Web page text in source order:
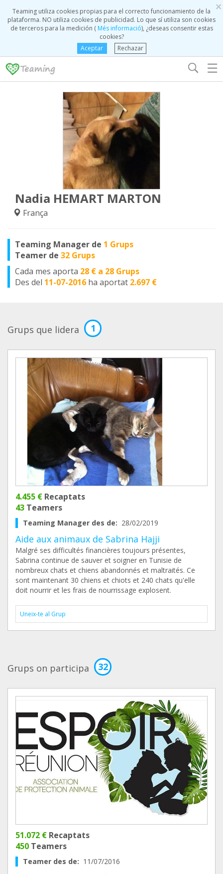
×
Teaming utiliza cookies propias para el correcto funcionamiento de la
plataforma. NO utiliza cookies de publicidad. Lo que sí utiliza son cookies
de terceros para la medición (Més informació), ¿deseas consentir estas
cookies?
Aceptar
Rechazar
☰
Nadia HEMART MARTON
França
Teaming Manager de 1 Grups
Teamer de 32 Grups
Cada mes aporta 28 € a 28 Grups
Des del 11-07-2016 ha aportat 2.697 €
Grups que lidera 1
4.455 € Recaptats
43 Teamers
Teaming Manager des de: 28/02/2019
Aide aux animaux de Sabrina Hajji
Malgré ses difficultés financières toujours présentes,
Sabrina continue de sauver et soigner en Tunisie de
nombreux chats et chiens abandonnés et maltraités. Ce
sont maintenant 30 chiens et chiots et 240 chats qu'elle
doit nourrir et les frais de nourrissage explosent.
Uneix-te al Grup
Grups on participa 32
51.072 € Recaptats
450 Teamers
Teamer des de: 11/07/2016